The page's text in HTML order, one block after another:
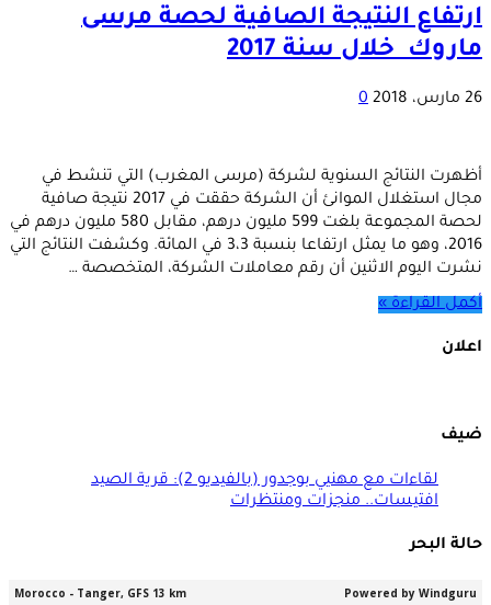
ارتفاع النتيجة الصافية لحصة مرسى
ماروك خلال سنة 2017
26 مارس، 2018 0
أظهرت النتائج السنوية لشركة (مرسى المغرب) التي تنشط في
مجال استغلال الموانئ أن الشركة حققت في 2017 نتيجة صافية
لحصة المجموعة بلغت 599 مليون درهم، مقابل 580 مليون درهم في
2016، وهو ما يمثل ارتفاعا بنسبة 3،3 في المائة. وكشفت النتائج التي
نشرت اليوم الاثنين أن رقم معاملات الشركة، المتخصصة …
أكمل القراءة »
اعلان
ضيف
لقاءات مع مهنيي بوجدور (بالفيديو 2): قرية الصيد
افتيسات.. منجزات ومنتظرات
حالة البحر